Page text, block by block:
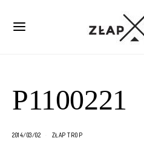
P1100221
2014/03/02 ZŁAP TROP